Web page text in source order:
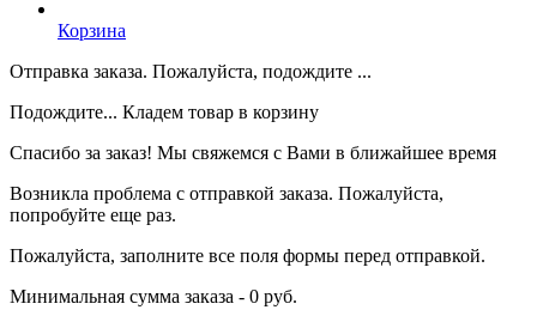
Корзина
Отправка заказа. Пожалуйста, подождите ...
Подождите... Кладем товар в корзину
Спасибо за заказ! Мы свяжемся с Вами в ближайшее время
Возникла проблема с отправкой заказа. Пожалуйста,
попробуйте еще раз.
Пожалуйста, заполните все поля формы перед отправкой.
Минимальная сумма заказа - 0 руб.